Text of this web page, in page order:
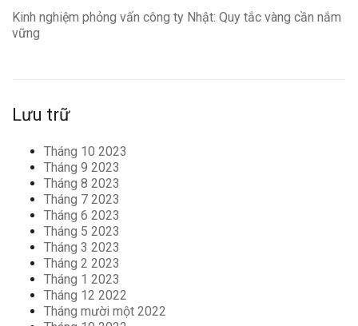
Kinh nghiệm phỏng vấn công ty Nhật: Quy tắc vàng cần nắm
vững
Lưu trữ
Tháng 10 2023
Tháng 9 2023
Tháng 8 2023
Tháng 7 2023
Tháng 6 2023
Tháng 5 2023
Tháng 3 2023
Tháng 2 2023
Tháng 1 2023
Tháng 12 2022
Tháng mười một 2022